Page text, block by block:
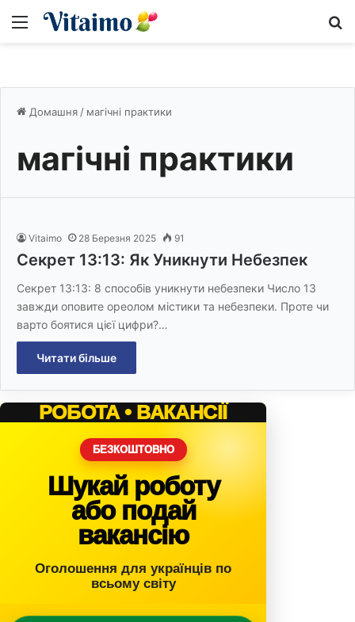
Меню
Домашня / магічні практики
магічні практики
Vitaimo 28 Березня 2025 91
Секрет 13:13: Як Уникнути Небезпек
Секрет 13:13: 8 способів уникнути небезпеки Число 13
завжди оповите ореолом містики та небезпеки. Проте чи
варто боятися цієї цифри?…
Читати більше
РОБОТА • ВАКАНСІЇ
БЕЗКОШТОВНО
Шукай роботу
або подай
вакансію
Оголошення для українців по
всьому світу